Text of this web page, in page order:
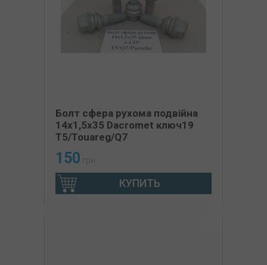
Болт сфера рухома подвійна
14х1,5х35 Dacromet ключ19
T5/Touareg/Q7
150 грн
КУПИТЬ